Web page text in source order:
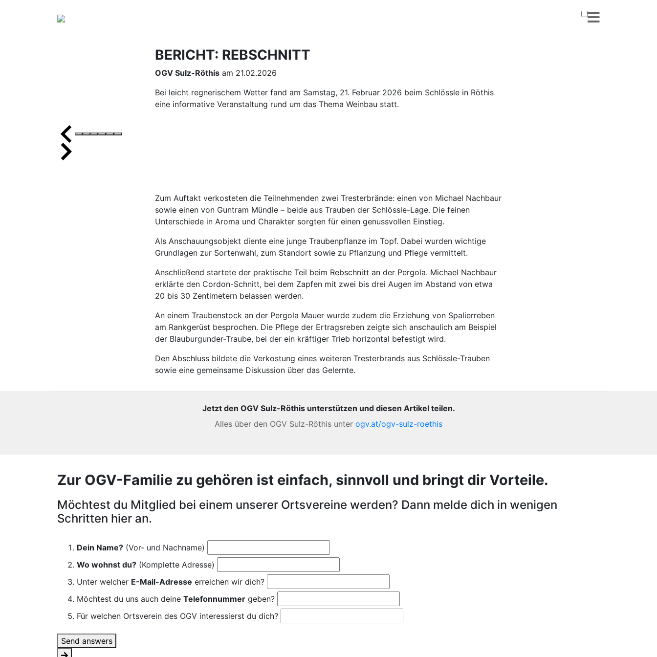
BERICHT: REBSCHNITT
OGV Sulz-Röthis am 21.02.2026
Bei leicht regnerischem Wetter fand am Samstag, 21. Februar 2026 beim Schlössle in Röthis
eine informative Veranstaltung rund um das Thema Weinbau statt.
Zum Auftakt verkosteten die Teilnehmenden zwei Tresterbrände: einen von Michael Nachbaur
sowie einen von Guntram Mündle – beide aus Trauben der Schlössle-Lage. Die feinen
Unterschiede in Aroma und Charakter sorgten für einen genussvollen Einstieg.
Als Anschauungsobjekt diente eine junge Traubenpflanze im Topf. Dabei wurden wichtige
Grundlagen zur Sortenwahl, zum Standort sowie zu Pflanzung und Pflege vermittelt.
Anschließend startete der praktische Teil beim Rebschnitt an der Pergola. Michael Nachbaur
erklärte den Cordon-Schnitt, bei dem Zapfen mit zwei bis drei Augen im Abstand von etwa
20 bis 30 Zentimetern belassen werden.
An einem Traubenstock an der Pergola Mauer wurde zudem die Erziehung von Spalierreben
am Rankgerüst besprochen. Die Pflege der Ertragsreben zeigte sich anschaulich am Beispiel
der Blauburgunder-Traube, bei der ein kräftiger Trieb horizontal befestigt wird.
Den Abschluss bildete die Verkostung eines weiteren Tresterbrands aus Schlössle-Trauben
sowie eine gemeinsame Diskussion über das Gelernte.
Jetzt den OGV Sulz-Röthis unterstützen und diesen Artikel teilen.
Alles über den OGV Sulz-Röthis unter ogv.at/ogv-sulz-roethis
Zur OGV-Familie zu gehören ist einfach, sinnvoll und bringt dir Vorteile.
Möchtest du Mitglied bei einem unserer Ortsvereine werden? Dann melde dich in wenigen
Schritten hier an.
Dein Name? (Vor- und Nachname)
Wo wohnst du? (Komplette Adresse)
Unter welcher E-Mail-Adresse erreichen wir dich?
Möchtest du uns auch deine Telefonnummer geben?
Für welchen Ortsverein des OGV interessierst du dich?
Send answers